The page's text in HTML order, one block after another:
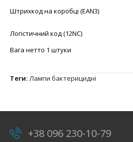
Штрихкод на коробці (EAN3)
Логістичний код (12NC)
Вага нетто 1 штуки
Теги: Лампи бактерицидні
+38 096 230-10-79